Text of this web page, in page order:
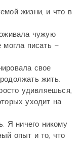
жизни, и что в
чужую
писать –
свое
жить.
удивляешься,
уходит на
Я ничего никому
опыт и то, что